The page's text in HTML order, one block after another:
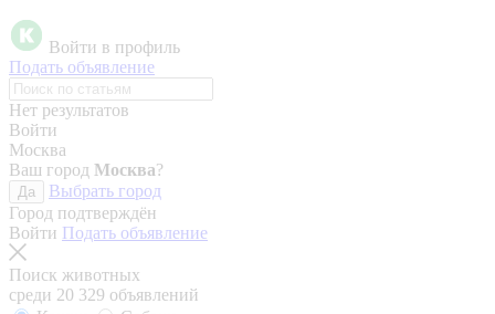
Войти в профиль
Подать объявление
Нет результатов
Войти
Москва
Ваш город Москва?
Да
Выбрать город
Город подтверждён
Войти Подать объявление
Поиск животных
среди 20 329 объявлений